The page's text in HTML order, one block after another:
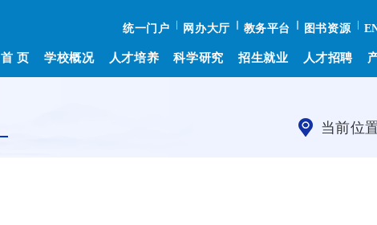
统一门户 网办大厅 教务平台 图书资源
首 页 学校概况 人才培养 科学研究 招生就业 人才招聘
当前位